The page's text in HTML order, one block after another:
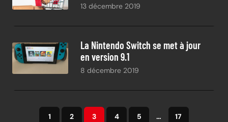
13 décembre 2019
La Nintendo Switch se met à jour
en version 9.1
8 décembre 2019
1 2 3 4 5 … 17